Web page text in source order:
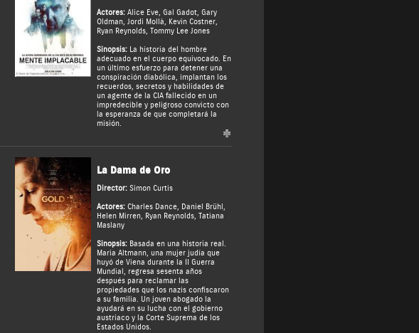
Actores: Alice Eve, Gal Gadot, Gary
Oldman, Jordi Mollà, Kevin Costner,
Ryan Reynolds, Tommy Lee Jones
Sinopsis:La historia del hombre
adecuado en el cuerpo equivocado. En
un último esfuerzo para detener una
conspiración diabólica, implantan los
recuerdos, secretos y habilidades de
un agente de la CIA fallecido en un
impredecible y peligroso convicto con
la esperanza de que completará la
misión.
La Dama de Oro
Director: Simon Curtis
Actores: Charles Dance, Daniel Brühl ,
Helen Mirren, Ryan Reynolds, Tatiana
Maslany
Sinopsis:Basada en una historia real.
Maria Altmann, una mujer judía que
huyó de Viena durante la II Guerra
Mundial, regresa sesenta años
después para reclamar las
propiedades que los nazis confiscaron
a su familia. Un joven abogado la
ayudará en su lucha con el gobierno
austriaco y la Corte Suprema de los
Estados Unidos.